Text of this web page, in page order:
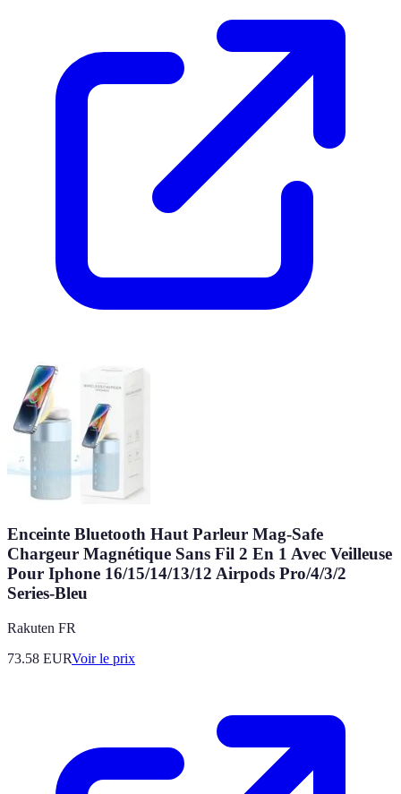
Enceinte Bluetooth Haut Parleur Mag-Safe
Chargeur Magnétique Sans Fil 2 En 1 Avec Veilleuse
Pour Iphone 16/15/14/13/12 Airpods Pro/4/3/2
Series-Bleu
Rakuten FR
73.58 EURVoir le prix